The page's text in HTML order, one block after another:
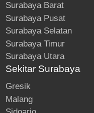
Surabaya Barat
Surabaya Pusat
Surabaya Selatan
Surabaya Timur
Surabaya Utara
Sekitar Surabaya
Gresik
Malang